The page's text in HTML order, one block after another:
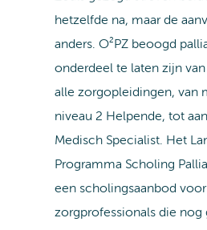
hetzelfde na, maar de
anders. O²PZ beoogd
onderdeel te laten zijn
alle zorgopleidingen, van
niveau 2 Helpende, tot
Medisch Specialist. Het
Programma Scholing
een scholingsaanbod
zorgprofessionals die nog